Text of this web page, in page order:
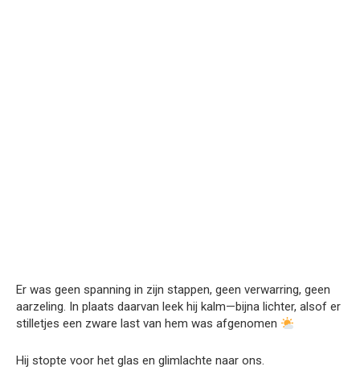
Er was geen spanning in zijn stappen, geen verwarring, geen
aarzeling. In plaats daarvan leek hij kalm—bijna lichter, alsof er
stilletjes een zware last van hem was afgenomen
Hij stopte voor het glas en glimlachte naar ons.